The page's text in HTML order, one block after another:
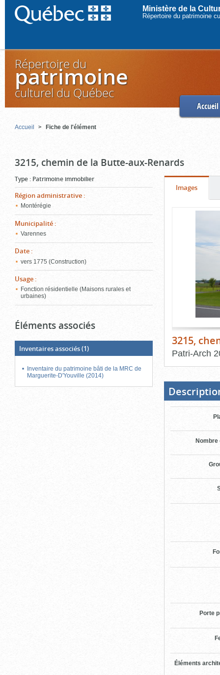
Ministère de la
Répertoire du patrimoine
Répertoire du
patrimoine
culturel du Québec
Accueil
Accueil Fiche de l'élément
3215, chemin de la Butte-aux-Renards
Type : Patrimoine immobilier
Région administrative :
Montérégie
Municipalité :
Varennes
Date :
vers 1775 (Construction)
Usage :
Fonction résidentielle (Maisons rurales et
urbaines)
Éléments associés
Inventaires associés(1)
Inventaire du patrimoine bâti de la MRC de
Marguerite-D'Youville (2014)
Onglet
Images(cliquer
pour
Contenu
3215,
Patri-Arch
bloc
d'onglets
Nombre
Porte
Éléments